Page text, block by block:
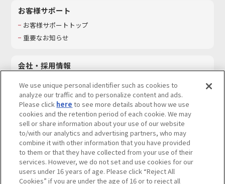
お客様サポート
お客様サポートトップ
重要なお知らせ
会社・採用情報
採用情報
サステナビリティ
お問い合わせ
ウェブサイトご利用条件 ソーシャルメディアポリシー
個人情報及び特定個人情報等の取り扱いに関する保護方針
We use unique personal identifier such as cookies to
analyze our traffic and to personalize content and ads.
Please click here to see more details about how we use
cookies and the retention period of each cookie. We may
sell or share information about your use of our website
to/with our analytics and advertising partners, who may
combine it with other information that you have provided
to them or that they have collected from your use of their
services. However, we do not set and use cookies for our
users under 16 years of age. Please click “Reject All
Cookies” if you are under the age of 16 or to reject all